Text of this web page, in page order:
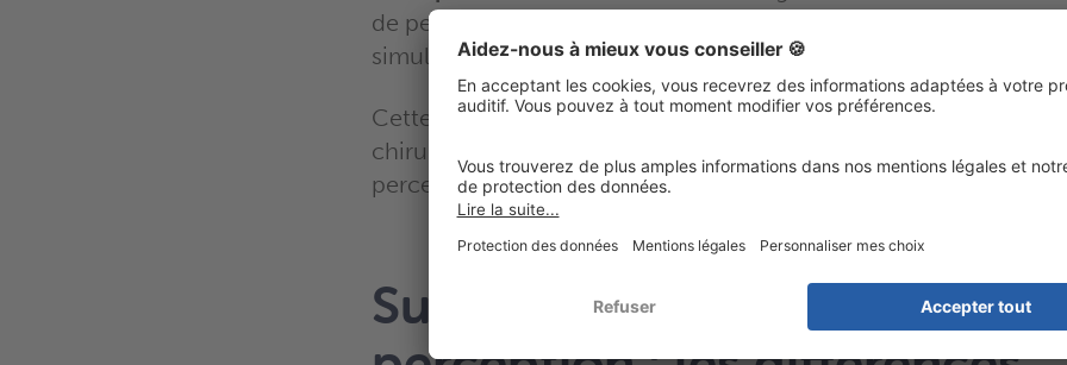
de perception, souvent liée à la
simultanément les deux types de conduction.
Cette distinction guide letraitement médicalapproprié :
chirurgicale possible pour la transmission, appareillage auditif
perception.
Surdité de transmission ou